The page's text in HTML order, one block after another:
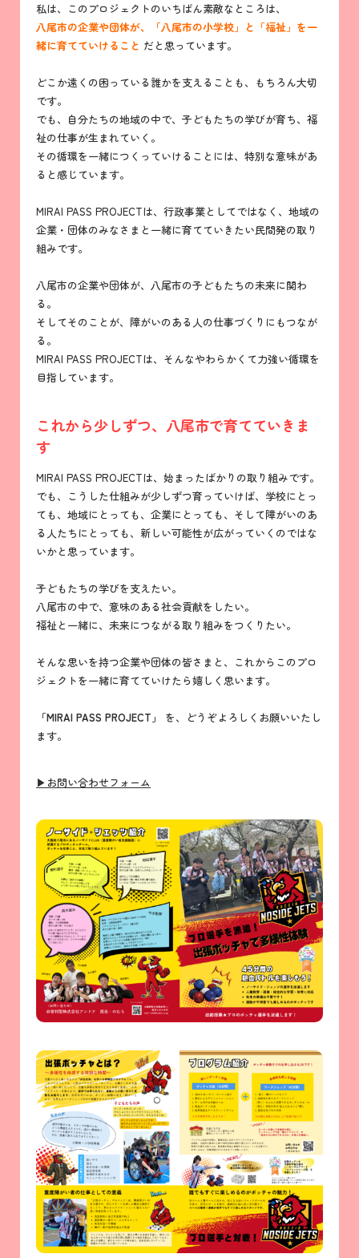
私は、このプロジェクトのいちばん素敵なところは、
八尾市の企業や団体が、「八尾市の小学校」と「福祉」を一
緒に育てていけること だと思っています。
どこか遠くの困っている誰かを支えることも、もちろん大切
です。
でも、自分たちの地域の中で、子どもたちの学びが育ち、福
祉の仕事が生まれていく。
その循環を一緒につくっていけることには、特別な意味があ
ると感じています。
MIRAI PASS PROJECTは、行政事業としてではなく、地域の
企業・団体のみなさまと一緒に育てていきたい民間発の取り
組みです。
八尾市の企業や団体が、八尾市の子どもたちの未来に関わ
る。
そしてそのことが、障がいのある人の仕事づくりにもつなが
る。
MIRAI PASS PROJECTは、そんなやわらかくて力強い循環を
目指しています。
これから少しずつ、八尾市で育てていきま
す
MIRAI PASS PROJECTは、始まったばかりの取り組みです。
でも、こうした仕組みが少しずつ育っていけば、学校にとっ
ても、地域にとっても、企業にとっても、そして障がいのあ
る人たちにとっても、新しい可能性が広がっていくのではな
いかと思っています。
子どもたちの学びを支えたい。
八尾市の中で、意味のある社会貢献をしたい。
福祉と一緒に、未来につながる取り組みをつくりたい。
そんな思いを持つ企業や団体の皆さまと、これからこのプロ
ジェクトを一緒に育てていけたら嬉しく思います。
「MIRAI PASS PROJECT」
を、どうぞよろしくお願いいたし
ます。
▶お問い合わせフォーム